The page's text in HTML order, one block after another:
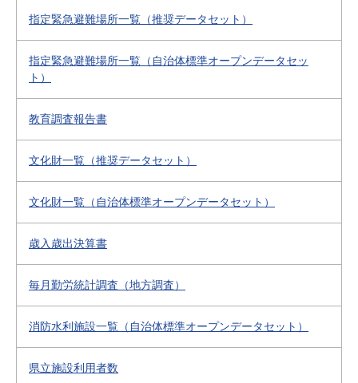
指定緊急避難場所一覧（推奨データセット）
指定緊急避難場所一覧（自治体標準オープンデータセッ
ト）
教育調査報告書
文化財一覧（推奨データセット）
文化財一覧（自治体標準オープンデータセット）
歳入歳出決算書
毎月勤労統計調査（地方調査）
消防水利施設一覧（自治体標準オープンデータセット）
県立施設利用者数